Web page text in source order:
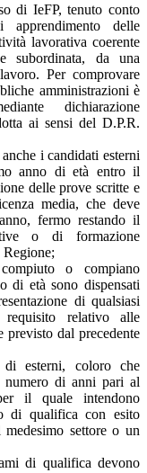
di IeFP, tenuto conto
delle
lavorativa coerente
subordinata, da una
Per comprovare
amministrazioni è
dichiarazione
ai sensi del D.P.R.
i candidati esterni
anno di età entro il
delle prove scritte e
media, che deve
fermo restando il
o di formazione
o compiano
di età sono dispensati
di qualsiasi
relativo alle
previsto dal precedente
di esterni, coloro che
numero di anni pari al
il quale intendono
di qualifica con esito
settore o un
di qualifica devono